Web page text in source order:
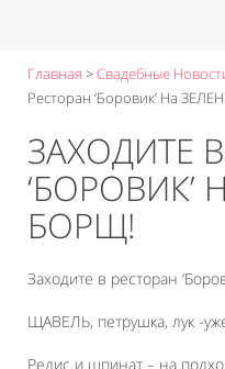
Главная >Свадебные
Ресторан ‘Боровик’ На
ЗАХОДИТЕ
‘БОРОВИК’
БОРЩ!
Заходите в ресторан
ЩАВЕЛЬ, петрушка, лук -
Редис и шпинат – на